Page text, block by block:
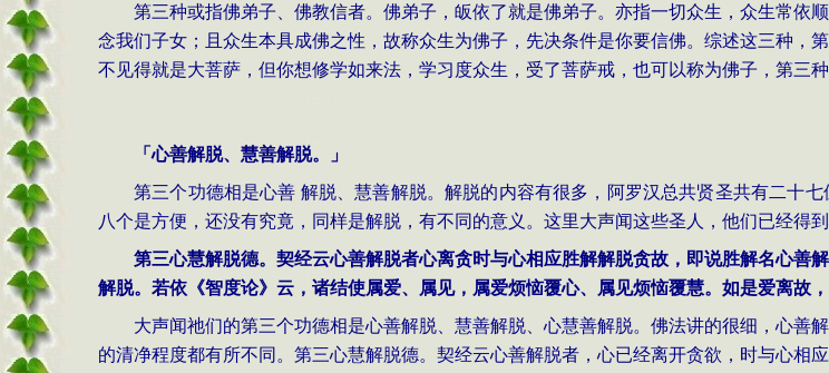
第三种或指佛弟子、佛教信者。佛弟子，皈依了就是佛弟子。亦指一切众生，众生常依
念我们子女；且众生本具成佛之性，故称众生为佛子，先决条件是你要信佛。综述这三种，
不见得就是大菩萨，但你想修学如来法，学习度众生，受了菩萨戒，也可以称为佛子，第三
「心善解脱、慧善解脱。」
第三个功德相是心善 解脱、慧善解脱。解脱的内容有很多，阿罗汉总共贤圣共有二十
八个是方便，还没有究竟，同样是解脱，有不同的意义。这里大声闻这些圣人，他们已经得到
第三心慧解脱德。契经云心善解脱者心离贪时与心相应胜解解脱贪故，即说胜解名心善
解脱。若依《智度论》云，诸结使属爱、属见，属爱烦恼覆心、属见烦恼覆慧。如是爱离故
大声闻祂们的第三个功德相是心善解脱、慧善解脱、心慧善解脱。佛法讲的很细，心
的清净程度都有所不同。第三心慧解脱德。契经云心善解脱者，心已经离开贪欲，时与心